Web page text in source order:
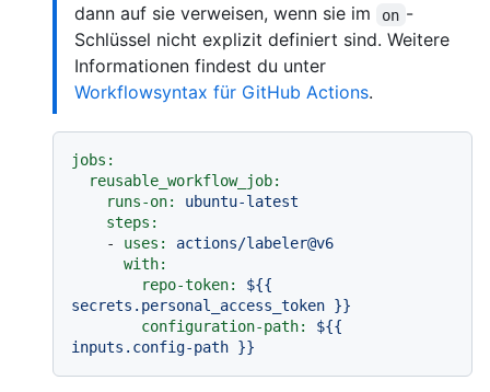
dann auf sie verweisen, wenn sie im
on -
Schlüssel nicht explizit definiert sind. Weitere
Informationen findest du unter
Workflowsyntax für GitHub Actions.
jobs:
reusable_workflow_job:
runs-on:
ubuntu-latest
steps:
-
uses:
actions/labeler@v6
with:
repo-token:
${{
secrets.personal_access_token }}
configuration-path:
${{
inputs.config-path }}